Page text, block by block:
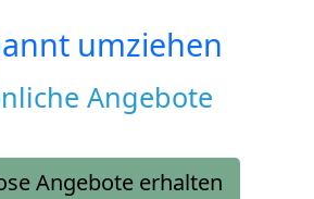
umziehen
Angebote
Angebote erhalten